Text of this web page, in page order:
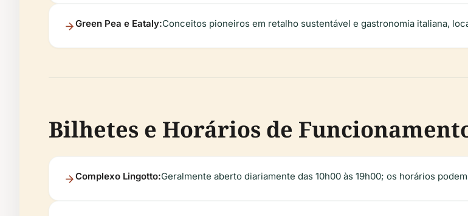
Green Pea e Eataly:Conceitos pioneiros em retalho sustentável e gastronomia italiana,
Bilhetes e Horários de
Complexo Lingotto:Geralmente aberto diariamente das 10h00 às 19h00; os horários